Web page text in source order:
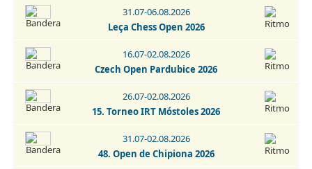
Open Internacional de Ajedrez Activo - San Cristobal de La
Laguna 2026
Torneo de Ajedrez Fiestas Virgen del Rosario Camarma de
Esteruelas 2026
30.08-06.09.2026
Escala Emporium Chess Open 2026
01-02.09.2026
2. IRT Sub-1800 Esphouses Hotel Playas de Guardamar 2026
31.07-06.08.2026
Leça Chess Open 2026
16.07-02.08.2026
Czech Open Pardubice 2026
26.07-02.08.2026
15. Torneo IRT Móstoles 2026
31.07-02.08.2026
48. Open de Chipiona 2026